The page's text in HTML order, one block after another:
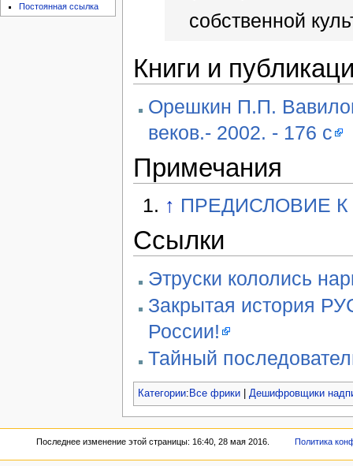
Постоянная ссылка
собственной
Книги и
Орешкин П.П.
веков.- 2002. - 176 с
Примечания
↑ ПРЕДИСЛОВИЕ
Ссылки
Этруски кололись
Закрытая история
России!
Тайный
Категории: Все фрики| Дешифровщики
Последнее изменение этой страницы: 16:40, 28 мая 2016. Политика